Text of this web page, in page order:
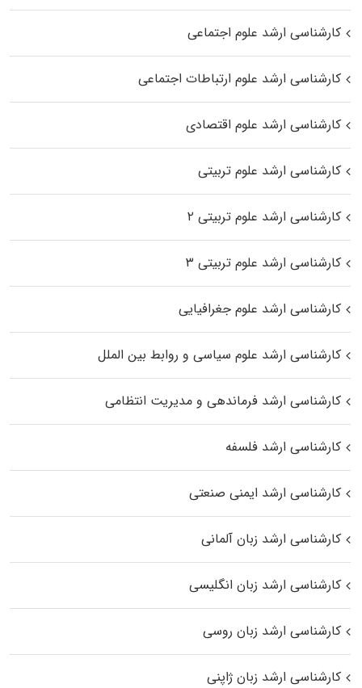
کارشناسی ارشد علوم اجتماعی
کارشناسی ارشد علوم ارتباطات اجتماعی
کارشناسی ارشد علوم اقتصادی
کارشناسی ارشد علوم تربیتی
کارشناسی ارشد علوم تربیتی ۲
کارشناسی ارشد علوم تربیتی ۳
کارشناسی ارشد علوم جغرافیایی
کارشناسی ارشد علوم سیاسی و روابط بین الملل
کارشناسی ارشد فرماندهی و مدیریت انتظامی
کارشناسی ارشد فلسفه
کارشناسی ارشد ایمنی صنعتی
کارشناسی ارشد زبان آلمانی
کارشناسی ارشد زبان انگلیسی
کارشناسی ارشد زبان روسی
کارشناسی ارشد زبان ژاپنی